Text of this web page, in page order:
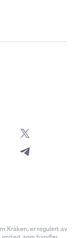
Kraken, er regulert av